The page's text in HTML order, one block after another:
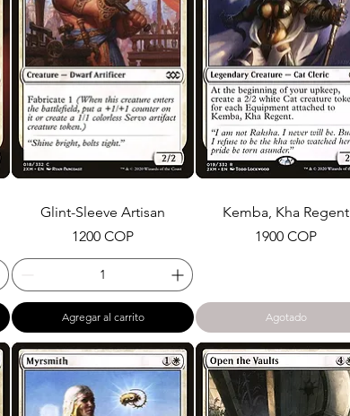
Glint-Sleeve Artisan
Precio
1200 COP
Agregar al carrito
Kemba, Kha Regent
Precio
1900 COP
Agotado